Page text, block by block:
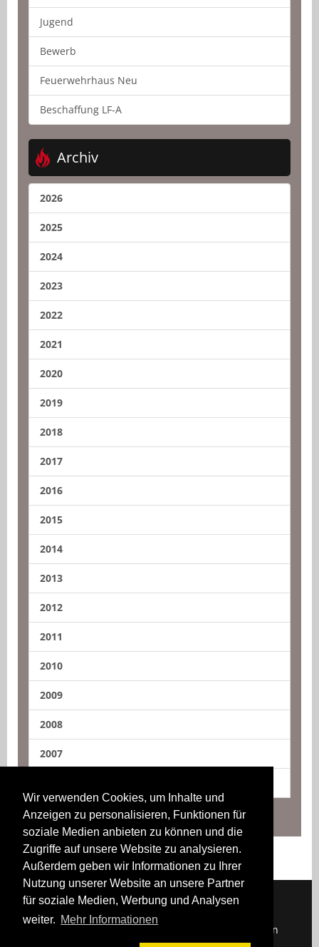
Wir verwenden Cookies, um Inhalte und
Anzeigen zu personalisieren, Funktionen für
soziale Medien anbieten zu können und die
Zugriffe auf unsere Website zu analysieren.
Außerdem geben wir Informationen zu Ihrer
Nutzung unserer Website an unsere Partner
für soziale Medien, Werbung und Analysen
weiter. Mehr Informationen
Jugend
Bewerb
Feuerwehrhaus Neu
Beschaffung LF-A
Archiv
2026
2025
2024
2023
2022
2021
2020
2019
2018
2017
2016
2015
2014
2013
2012
2011
2010
2009
2008
2007
Downloads Impressum Login